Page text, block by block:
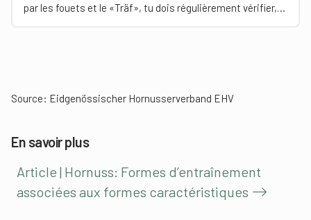
par les fouets et le «Träf», tu dois régulièrement vérifier,
Source: Eidgenössischer Hornusserverband EHV
En savoir plus
Article | Hornuss: Formes d’entraînement
associées aux formes caractéristiques